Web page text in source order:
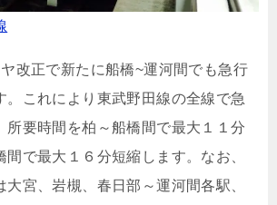
改正で新たに船橋~運河間でも急行
。これにより東武野田線の全線で急
所要時間を柏～船橋間で最大１１分
で最大１６分短縮します。なお、
大宮、岩槻、春日部～運河間各駅、